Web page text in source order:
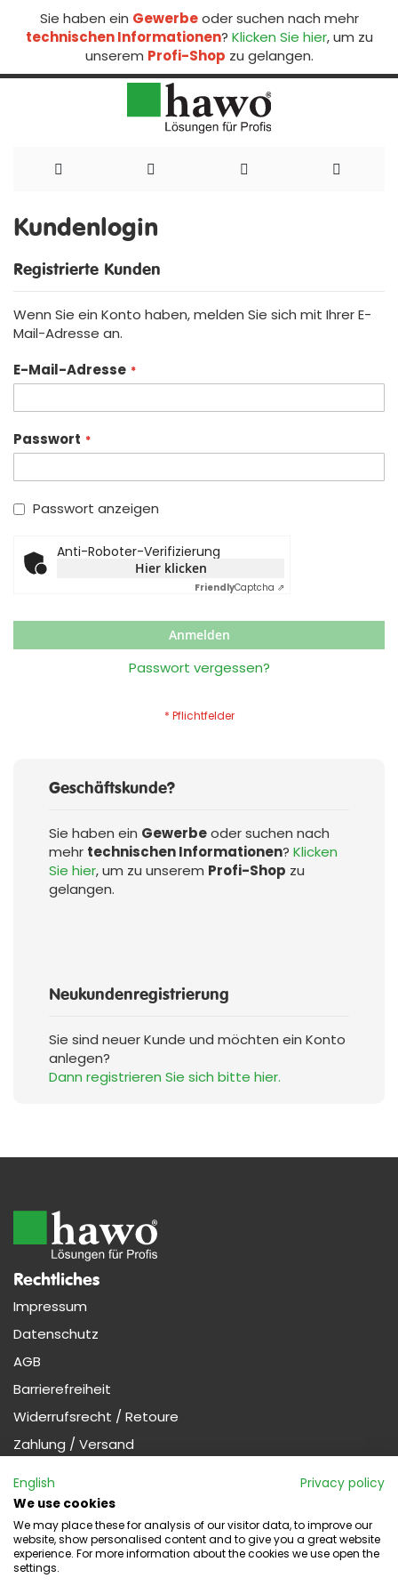
Sie haben ein Gewerbeoder suchen nach mehr
technischen Informationen? Klicken Sie hier, um zu
unserem Profi-Shop zu gelangen.
zum
Inhalt
Kundenlogin
Registrierte Kunden
Wenn Sie ein Konto haben, melden Sie sich mit Ihrer E-
Mail-Adresse an.
E-Mail-Adresse
Passwort
Passwort anzeigen
Anti-Roboter-Verifizierung
Hier klicken
FriendlyCaptcha ⇗
Anmelden
Passwort vergessen?
Geschäftskunde?
Sie haben ein Gewerbeoder suchen nach
mehr technischen Informationen? Klicken
Sie hier, um zu unserem Profi-Shop zu
gelangen.
Neukundenregistrierung
Sie sind neuer Kunde und möchten ein Konto
anlegen?
Dann registrieren Sie sich bitte hier.
Rechtliches
Impressum
Datenschutz
AGB
Barrierefreiheit
Widerrufsrecht / Retoure
Zahlung / Versand
Profi-Kunde werden (Gewerbe)
Widerruf
Kontakt
English
Privacy policy
We use cookies
We may place these for analysis of our visitor data, to improve our
website, show personalised content and to give you a great website
experience. For more information about the cookies we use open the
settings.